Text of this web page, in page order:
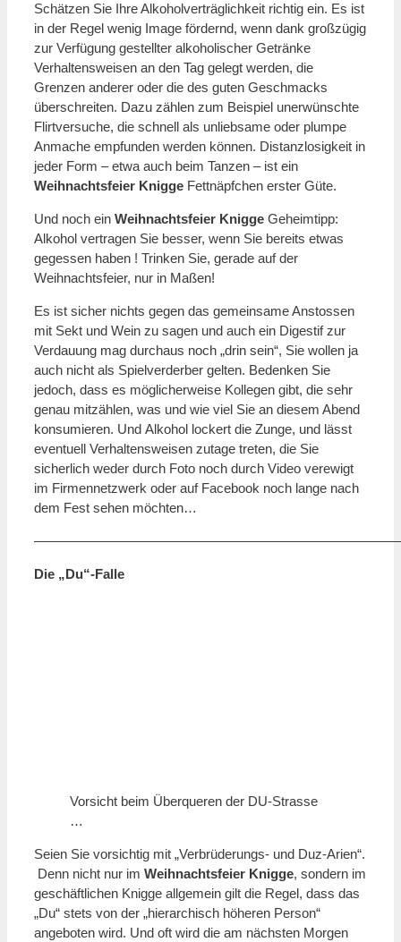
Schätzen Sie Ihre Alkoholverträglichkeit richtig ein. Es ist
in der Regel wenig Image fördernd, wenn dank großzügig
zur Verfügung gestellter alkoholischer Getränke
Verhaltensweisen an den Tag gelegt werden, die
Grenzen anderer oder die des guten Geschmacks
überschreiten. Dazu zählen zum Beispiel unerwünschte
Flirtversuche, die schnell als unliebsame oder plumpe
Anmache empfunden werden können. Distanzlosigkeit in
jeder Form – etwa auch beim Tanzen – ist ein
Weihnachtsfeier Knigge Fettnäpfchen erster Güte.
Und noch ein Weihnachtsfeier Knigge Geheimtipp:
Alkohol vertragen Sie besser, wenn Sie bereits etwas
gegessen haben ! Trinken Sie, gerade auf der
Weihnachtsfeier, nur in Maßen!
Es ist sicher nichts gegen das gemeinsame Anstossen
mit Sekt und Wein zu sagen und auch ein Digestif zur
Verdauung mag durchaus noch „drin sein“, Sie wollen ja
auch nicht als Spielverderber gelten. Bedenken Sie
jedoch, dass es möglicherweise Kollegen gibt, die sehr
genau mitzählen, was und wie viel Sie an diesem Abend
konsumieren. Und Alkohol lockert die Zunge, und lässt
eventuell Verhaltensweisen zutage treten, die Sie
sicherlich weder durch Foto noch durch Video verewigt
im Firmennetzwerk oder auf Facebook noch lange nach
dem Fest sehen möchten…
Die „Du“-Falle
Vorsicht beim Überqueren der DU-Strasse
…
Seien Sie vorsichtig mit „Verbrüderungs- und Duz-Arien“.
Denn nicht nur im Weihnachtsfeier Knigge, sondern im
geschäftlichen Knigge allgemein gilt die Regel, dass das
„Du“ stets von der „hierarchisch höheren Person“
angeboten wird. Und oft wird die am nächsten Morgen